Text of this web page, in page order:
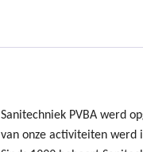
Sanitechniek PVBA werd
van onze activiteiten werd